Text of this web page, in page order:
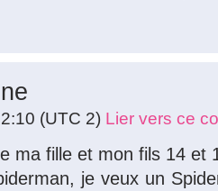
(UTC 2) Lier vers ce
ma fille et mon fils 14 et
je veux un